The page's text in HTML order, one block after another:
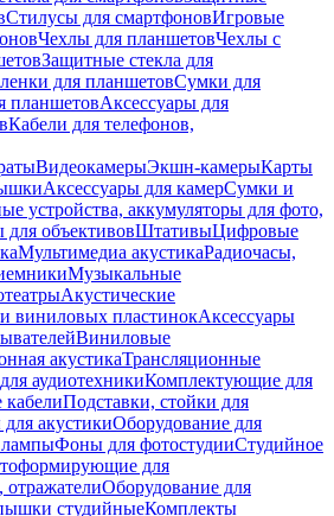
Стилусы для смартфоновИгровые
Чехлы для планшетовЧехлы с
Защитные стекла для
для планшетовСумки для
планшетовАксессуары для
Кабели для телефонов,
ВидеокамерыЭкшн-камерыКарты
Аксессуары для камерСумки и
устройства, аккумуляторы для фото,
для объективовШтативыЦифровые
Мультимедиа акустикаРадиочасы,
Музыкальные
Акустические
виниловых пластинокАксессуары
Виниловые
акустикаТрансляционные
аудиотехникиКомплектующие для
кабелиПодставки, стойки для
акустикиОборудование для
Фоны для фотостудииСтудийное
для
Оборудование для
студийныеКомплекты